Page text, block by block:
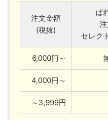
注文金額
(税抜)
ぱ
セレク
6,000円～
4,000円～
～3,999円